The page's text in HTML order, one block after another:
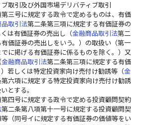
取引及び外国市場デリバティブ取引
三号に規定する政令で定めるものは、有価
品取引法第二条第三項に規定する有価証券の
は有価証券の売出し（金融商品取引法第二
価証券の売出しをいう。）の取扱い（第一
に掲げる有価証券に係るものを除く。）又
金融商品取引法第二条第三項に規定する有価
若しくは特定投資家向け売付け勧誘等（金
第六項に規定する特定投資家向け売付け勧誘
とする。
四号に規定する政令で定める投資顧問契約
第二条第八項第十一号に規定する投資顧問契
（同号イに規定する有価証券の価値等をい